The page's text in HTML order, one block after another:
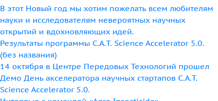
В этот Новый год мы хотим пожелать всем любителям
науки и исследователям невероятных научных
открытий и вдохновляющих идей.
Результаты программы C.A.T. Science Accelerator 5.0.
(без названия)
14 октября в Центре Передовых Технологий прошел
Демо День акселератора научных стартапов C.A.T.
Science Accelerator 5.0.